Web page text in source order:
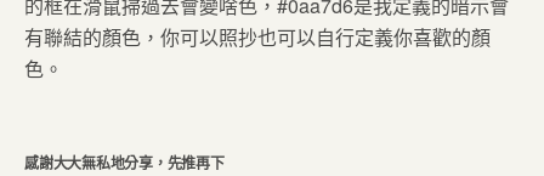
有聯結的顏色，你可以照抄也可以自行定義你喜歡的顏
色。
感謝大大無私地分享，先推再下